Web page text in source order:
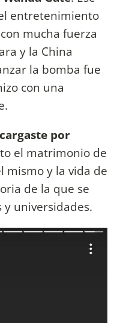
entretenimiento
mucha fuerza
y la China
la bomba fue
con una
por
el matrimonio de
mismo y la vida de
de la que se
y universidades.